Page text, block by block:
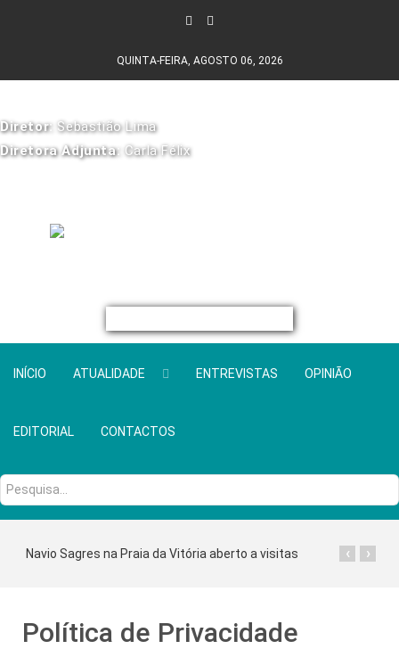
QUINTA-FEIRA, AGOSTO 06, 2026
Diretor: Sebastião Lima
Diretora Adjunta: Carla Félix
INÍCIO ATUALIDADE ENTREVISTAS OPINIÃO
EDITORIAL CONTACTOS
Pesquisa...
Navio Sagres na Praia da Vitória aberto a visitas ›
‹
Política de Privacidade